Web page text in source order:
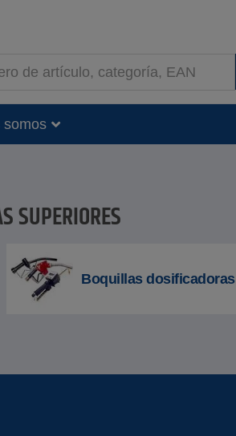
somos
SUPERIORES
Boquillas dosificadoras